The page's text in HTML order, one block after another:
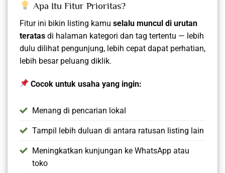
Apa Itu Fitur Prioritas?
Fitur ini bikin listing kamu selalu muncul di urutan
teratas di halaman kategori dan tag tertentu — lebih
dulu dilihat pengunjung, lebih cepat dapat perhatian,
lebih besar peluang diklik.
Cocok untuk usaha yang ingin:
Menang di pencarian lokal
Tampil lebih duluan di antara ratusan listing lain
Meningkatkan kunjungan ke WhatsApp atau
toko